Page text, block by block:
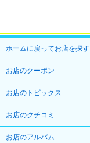
ホームに戻ってお店を探す
お店のクーポン
お店のトピックス
お店のクチコミ
お店のアルバム